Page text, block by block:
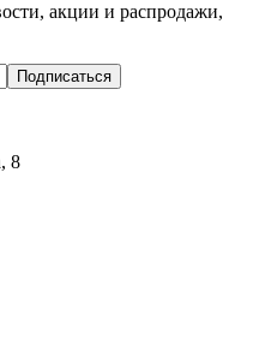
акции и распродажи,
Подписаться
8